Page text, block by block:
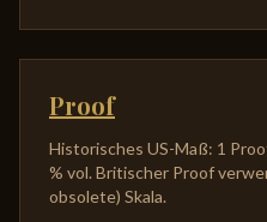
Proof
Historisches US-Maß: 1
% vol. Britischer Proof
obsolete) Skala.